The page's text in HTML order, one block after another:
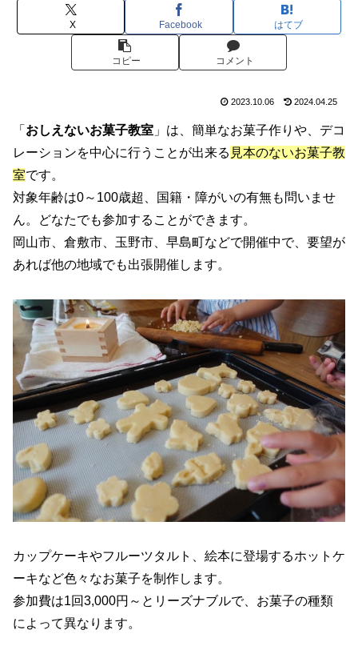
X Facebook はてブ
コピー コメント
2023.10.06 2024.04.25
「 おしえないお菓子教室 」は、簡単なお菓子作りや、デコ
レーションを中心に行うことが出来る 見本のないお菓子教
室です。
対象年齢は0～100歳超、国籍・障がいの有無も問いませ
ん。どなたでも参加することができます。
岡山市、倉敷市、玉野市、早島町などで開催中で、要望が
あれば他の地域でも出張開催します。
カップケーキやフルーツタルト、絵本に登場するホットケ
ーキなど色々なお菓子を制作します。
参加費は1回3,000円～とリーズナブルで、お菓子の種類
によって異なります。